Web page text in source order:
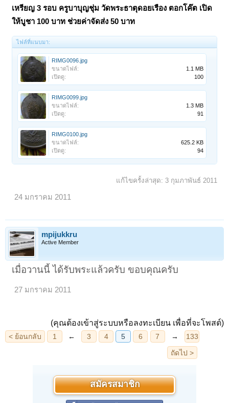
เหรียญ 3 รอบ ครูบาบุญชุ่ม วัดพระธาตุดอยเรือง ตอกโค๊ต เปิด
ให้บูชา 100 บาท ช่วยค่าจัดส่ง 50 บาท
ไฟล์ที่แนบมา:
RIMG0096.jpg
ขนาดไฟล์:
1.1 MB
เปิดดู:
100
RIMG0099.jpg
ขนาดไฟล์:
1.3 MB
เปิดดู:
91
RIMG0100.jpg
ขนาดไฟล์:
625.2 KB
เปิดดู:
94
แก้ไขครั้งล่าสุด: 3 กุมภาพันธ์ 2011
24 มกราคม 2011
mpijukkru
Active Member
เมื่อวานนี้ ได้รับพระแล้วครับ ขอบคุณครับ
27 มกราคม 2011
(คุณต้องเข้าสู่ระบบหรือลงทะเบียน เพื่อที่จะโพสต์)
สมัครสมาชิก